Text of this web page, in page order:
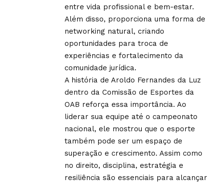
entre vida profissional e bem-estar.
Além disso, proporciona uma forma de
networking natural, criando
oportunidades para troca de
experiências e fortalecimento da
comunidade jurídica.
A história de Aroldo Fernandes da Luz
dentro da Comissão de Esportes da
OAB reforça essa importância. Ao
liderar sua equipe até o campeonato
nacional, ele mostrou que o esporte
também pode ser um espaço de
superação e crescimento. Assim como
no direito, disciplina, estratégia e
resiliência são essenciais para alcançar